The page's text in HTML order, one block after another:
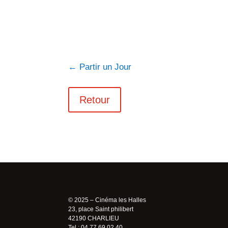
← Partir un Jour
Retour
© 2025 – Cinéma les Halles
23, place Saint philibert
42190 CHARLIEU